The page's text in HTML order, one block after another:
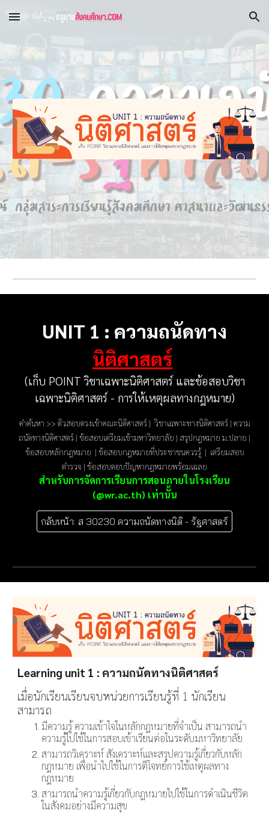
Skip to main content Skip to navigation
UNIT 1 : ความถนัดทาง
นิติศาสตร์
(เก็บ POINT วิชาเฉพาะนิติศาสตร์ และข้อสอบวิชา
เฉพาะนิติศาสตร์ - การให้เหตุผลทางกฎหมาย)
คำค้นหา >> ติวสอบตรงเข้าคณะนิติศาสตร์| วิชาเฉพาะทางนิติศาสตร์ | ความ
ถนัดทางนิติศาสตร์ | ข้อสอบเตรียมเข้ามหาวิทยาลัย | สรุปกฎหมาย ม.ปลาย |
ข้อสอบหลักกฎหมาย | ข้อสอบกฎหมายที่ประชาชนควรรู้ | เตรียมสอบ
ตำรวจ | ข้อสอบตอบปัญหากฎหมายพร้อมเฉลย
สำหรับการจัดการเรียนการสอนภายในโรงเรียน
(@wr.ac.th) เท่านั้น
กลับหน้า: ส 30230 ความถนัดทางนิติ - รัฐศาสตร์
Learning unit 1 : ความถนัดทางนิติศาสตร์
เมื่อนักเรียนเรียนจบหน่วยการเรียนรู้ที่ 1 นักเรียน
สามารถ
มีความรู้ ความเข้าใจในหลักกฎหมายที่จำเป็น สามารถนำ
ความรู้ไปใช้ในการสอบเข้าเรียนต่อในระดับมหาวิทยาลัย
สามารถวิเคราะห์ สังเคราะห์และสรุปความรู้เกี่ยวกับหลัก
กฎหมาย เพื่อนำไปใช้ในการตีโจทย์การใช้เหตุผลทาง
กฎหมาย
สามารถนำความรู้เกี่ยวกับกฎหมายไปใช้ในการดำเนินชีวิต
ในสังคมอย่างมีความสุข